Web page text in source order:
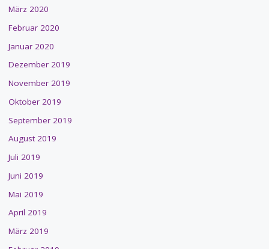
März 2020
Februar 2020
Januar 2020
Dezember 2019
November 2019
Oktober 2019
September 2019
August 2019
Juli 2019
Juni 2019
Mai 2019
April 2019
März 2019